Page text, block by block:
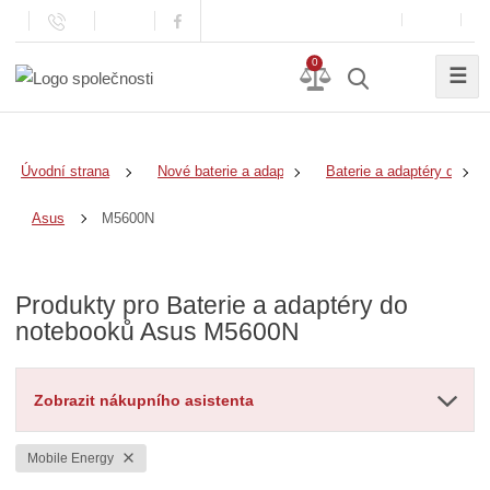
0
☰
Úvodní strana Nové baterie a adaptéry Baterie a adaptéry do
Asus M5600N
Produkty pro Baterie a adaptéry do
notebooků Asus M5600N
Zobrazit nákupního asistenta
Mobile Energy